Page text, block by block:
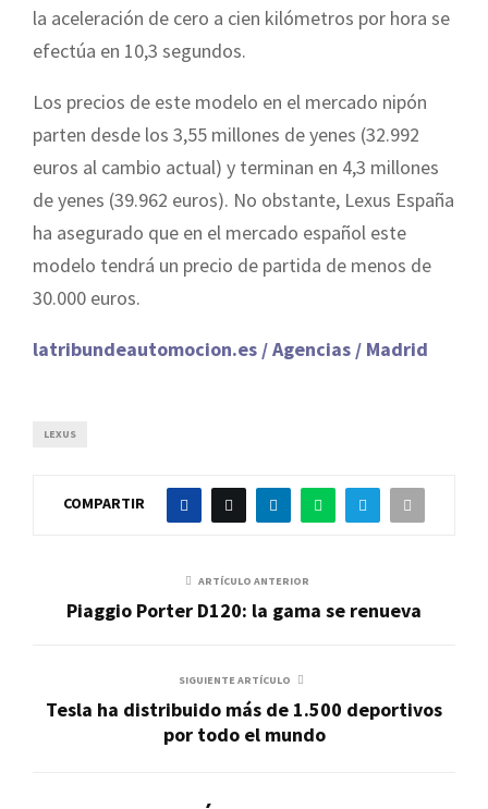
la aceleración de cero a cien kilómetros por hora se
efectúa en 10,3 segundos.
Los precios de este modelo en el mercado nipón
parten desde los 3,55 millones de yenes (32.992
euros al cambio actual) y terminan en 4,3 millones
de yenes (39.962 euros). No obstante, Lexus España
ha asegurado que en el mercado español este
modelo tendrá un precio de partida de menos de
30.000 euros.
latribundeautomocion.es / Agencias / Madrid
LEXUS
COMPARTIR
ARTÍCULO ANTERIOR
Piaggio Porter D120: la gama se renueva
SIGUIENTE ARTÍCULO
Tesla ha distribuido más de 1.500 deportivos
por todo el mundo